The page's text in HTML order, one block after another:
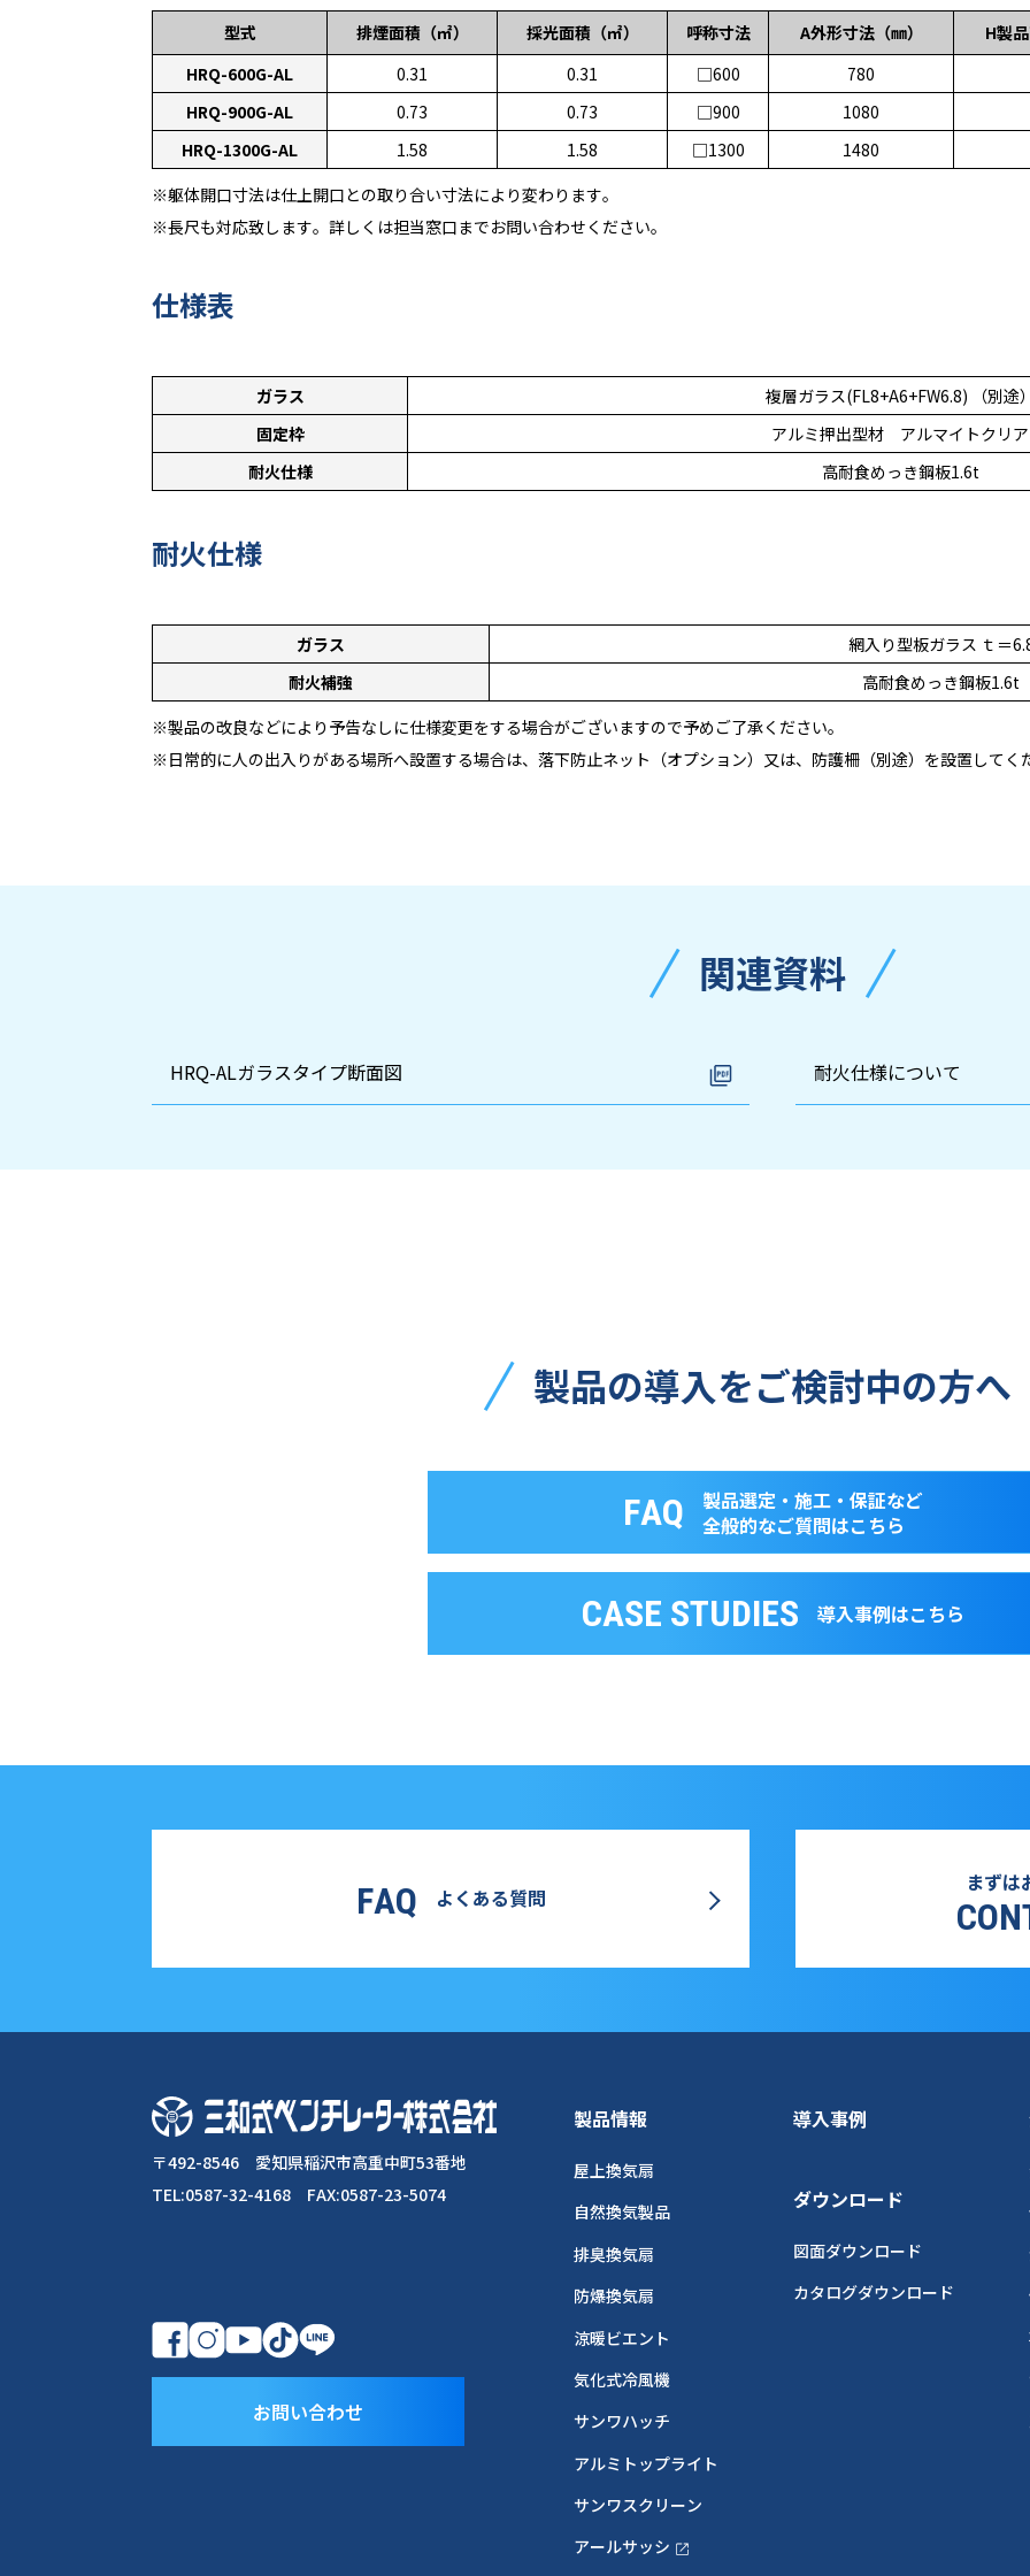
型式 排煙面積（㎡） 採光面積（㎡） 呼称寸法 A外形寸法（㎜） H製
HRQ-600G-AL
0.31 0.31 □600 780
HRQ-900G-AL
0.73 0.73 □900 1080
HRQ-1300G-AL
1.58 1.58 □1300 1480
※躯体開口寸法は仕上開口との取り合い寸法により変わります。
※長尺も対応致します。詳しくは担当窓口までお問い合わせください。
仕様表
ガラス
複層ガラス(FL8+A6+FW6.8) （別途）
固定枠
アルミ押出型材 アルマイトクリア
耐火仕様
高耐食めっき鋼板1.6t
耐火仕様
ガラス
網入り型板ガラス ｔ＝
耐火補強
高耐食めっき鋼板1.6t
※製品の改良などにより予告なしに仕様変更をする場合がございますので予めご了承ください。
※日常的に人の出入りがある場所へ設置する場合は、落下防止ネット（オプション）又は、防護柵（別途）を設置してく
関連資料
HRQ-ALガラスタイプ断面図 耐火仕様について
製品の導入をご検討中の方へ
FAQ
製品選定・施工・保証など
全般的なご質問はこちら
CASE STUDIES 導入事例はこちら
FAQ よくある質問
まずは
〒492-8546 愛知県稲沢市高重中町53番地
TEL:0587-32-4168 FAX:0587-23-5074
お問い合わせ
製品情報
屋上換気扇
自然換気製品
排臭換気扇
防爆換気扇
涼暖ビエント
気化式冷風機
サンワハッチ
アルミトップライト
サンワスクリーン
アールサッシ
導入事例
ダウンロード
図面ダウンロード
カタログダウンロード